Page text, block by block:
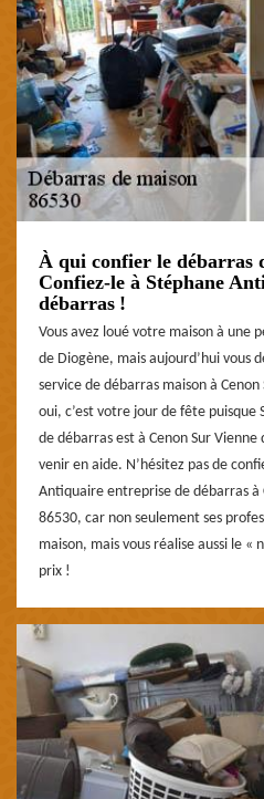
À qui confier le débarras
Confiez-le à Stéphane
débarras !
Vous avez loué votre maison à une
de Diogène, mais aujourd’hui vous
service de débarras maison à
oui, c’est votre jour de fête
de débarras est à Cenon Sur
venir en aide. N’hésitez pas de
Antiquaire entreprise de débarras à
86530, car non seulement ses
maison, mais vous réalise aussi le «
prix !